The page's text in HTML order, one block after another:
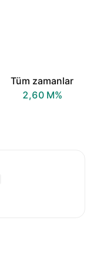
Tüm zamanlar
‪2,60 M‬%